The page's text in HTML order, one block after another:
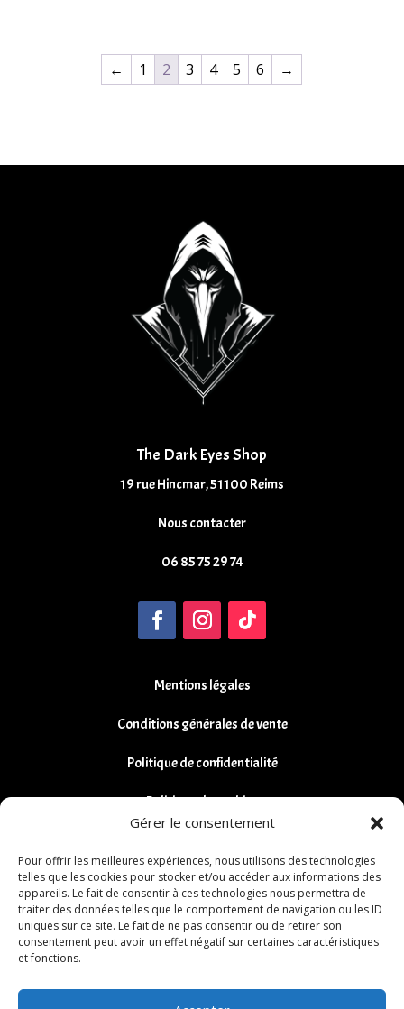
Gérer le consentement
Pour offrir les meilleures expériences, nous utilisons des technologies
telles que les cookies pour stocker et/ou accéder aux informations des
appareils. Le fait de consentir à ces technologies nous permettra de
traiter des données telles que le comportement de navigation ou les ID
uniques sur ce site. Le fait de ne pas consentir ou de retirer son
consentement peut avoir un effet négatif sur certaines caractéristiques
et fonctions.
← 1 2 3 4 5 6 →
The Dark Eyes Shop
19 rue Hincmar, 51100 Reims
Nous contacter
06 85 75 29 74
Mentions légales
Conditions générales de vente
Politique de confidentialité
Politique de cookies